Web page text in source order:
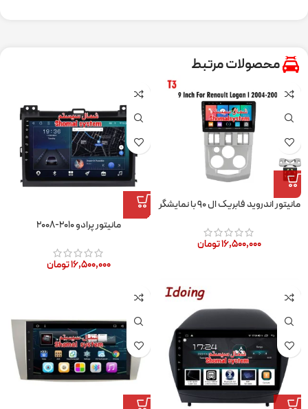
محصولات مرتبط
مانیتور اندروید فابریک ال ۹۰ با نمایشگر
۱۶,۵۰۰,۰۰۰تومان
مانیتور پرادو ۲۰۱۰-۲۰۰۸
۱۶,۵۰۰,۰۰۰تومان